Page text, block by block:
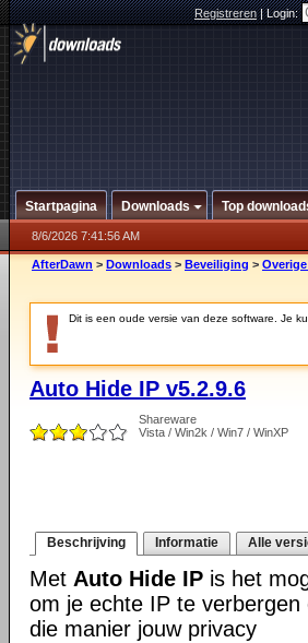
Registreren|Login:
Startpagina Downloads Top
8/6/2026 7:41:56 AM
AfterDawn > Downloads > Beveiliging >
Dit is een oude versie van deze software. Je
Auto Hide IP v5.2.9.6
Shareware
Vista / Win2k / Win7 / WinXP
Beschrijving Informatie Alle
Met Auto Hide IP is het
om je echte IP te verbergen
die manier jouw privacy